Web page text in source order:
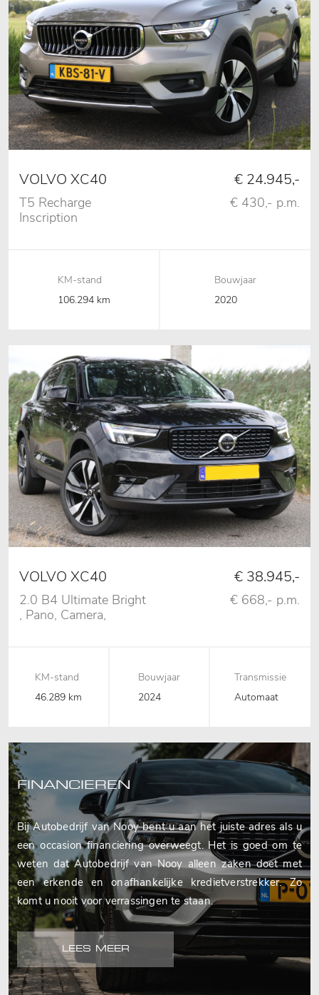
VOLVO XC40
T5 Recharge
Inscription
€ 24.945,-
€ 430,- p.m.
KM-stand
106.294 km
Bouwjaar
2020
VOLVO XC40
2.0 B4 Ultimate Bright
, Pano, Camera,
€ 38.945,-
€ 668,- p.m.
KM-stand
46.289 km
Bouwjaar
2024
Transmissie
Automaat
FINANCIEREN
Bij Autobedrijf van Nooy bent u aan het juiste adres als u
een occasion financiering overweegt. Het is goed om te
weten dat Autobedrijf van Nooy alleen zaken doet met
een erkende en onafhankelijke kredietverstrekker. Zo
komt u nooit voor verrassingen te staan.
LEES MEER